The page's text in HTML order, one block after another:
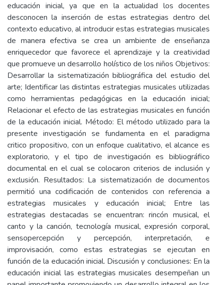
educación inicial, ya que en la actualidad los docentes
desconocen la inserción de estas estrategias dentro del
contexto educativo, al introducir estas estrategias musicales
de manera efectiva se crea un ambiente de enseñanza
enriquecedor que favorece el aprendizaje y la creatividad
que promueve un desarrollo holístico de los niños Objetivos:
Desarrollar la sistematización bibliográfica del estudio del
arte; Identificar las distintas estrategias musicales utilizadas
como herramientas pedagógicas en la educación inicial;
Relacionar el efecto de las estrategias musicales en función
de la educación inicial. Método: El método utilizado para la
presente investigación se fundamenta en el paradigma
critico propositivo, con un enfoque cualitativo, el alcance es
exploratorio, y el tipo de investigación es bibliográfico
documental en el cual se colocaron criterios de inclusión y
exclusión. Resultados: La sistematización de documentos
permitió una codificación de contenidos con referencia a
estrategias musicales y educación inicial; Entre las
estrategias destacadas se encuentran: rincón musical, el
canto y la canción, tecnología musical, expresión corporal,
sensopercepción y percepción, interpretación, e
improvisación, como estas estrategias se ejecutan en
función de la educación inicial. Discusión y conclusiones: En la
educación inicial las estrategias musicales desempeñan un